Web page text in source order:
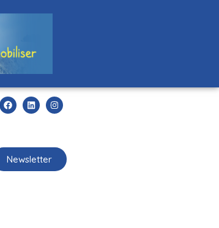
Newsletter